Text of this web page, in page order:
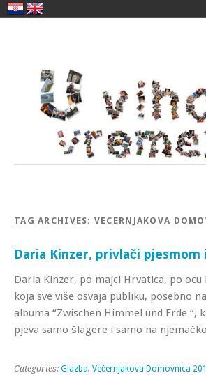
TAG ARCHIVES: VECERNJAKOVA
Daria Kinzer, privlači pjesmom
Daria Kinzer, po majci Hrvatica, po ocu
koja sve više osvaja publiku, posebno
albuma “Zwischen Himmel und Erde “,
pjeva samo šlagere i samo na
Categories: Glazba, Večernjakova Domovnica